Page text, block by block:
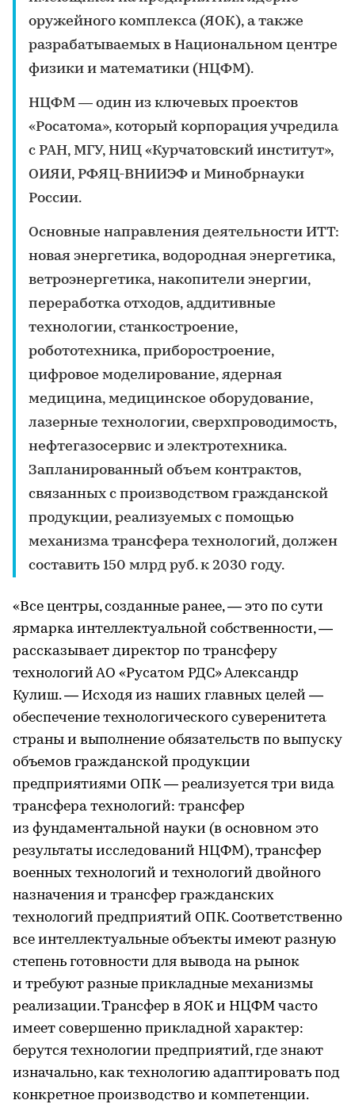
оружейного комплекса (ЯОК), а также
разрабатываемых в Национальном центре
физики и математики (НЦФМ).
НЦФМ — один из ключевых проектов
«Росатома», который корпорация учредила
с РАН, МГУ, НИЦ «Курчатовский институт»,
ОИЯИ, РФЯЦ-ВНИИЭФ и Минобрнауки
России.
Основные направления деятельности ИТТ:
новая энергетика, водородная энергетика,
ветроэнергетика, накопители энергии,
переработка отходов, аддитивные
технологии, станкостроение,
робототехника, приборостроение,
цифровое моделирование, ядерная
медицина, медицинское оборудование,
лазерные технологии, сверхпроводимость,
нефтегазосервис и электротехника.
Запланированный объем контрактов,
связанных с производством гражданской
продукции, реализуемых с помощью
механизма трансфера технологий, должен
составить 150 млрд руб. к 2030 году.
«Все центры, созданные ранее, — это по сути
ярмарка интеллектуальной собственности, —
рассказывает директор по трансферу
технологий АО «Русатом РДС» Александр
Кулиш. — Исходя из наших главных целей —
обеспечение технологического суверенитета
страны и выполнение обязательств по выпуску
объемов гражданской продукции
предприятиями ОПК — реализуется три вида
трансфера технологий: трансфер
из фундаментальной науки (в основном это
результаты исследований НЦФМ), трансфер
военных технологий и технологий двойного
назначения и трансфер гражданских
технологий предприятий ОПК. Соответственно
все интеллектуальные объекты имеют разную
степень готовности для вывода на рынок
и требуют разные прикладные механизмы
реализации. Трансфер в ЯОК и НЦФМ часто
имеет совершенно прикладной характер:
берутся технологии предприятий, где знают
изначально, как технологию адаптировать под
конкретное производство и компетенции.